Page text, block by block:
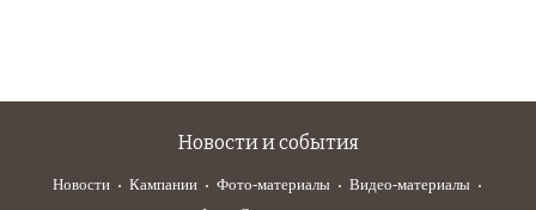
Новости и события
Новости Кампании Фото-материалы
Видео-материалы